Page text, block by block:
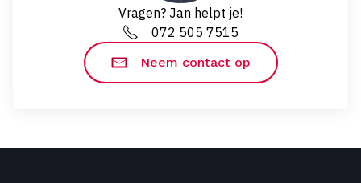
Vragen? Jan helpt je!
072 505 7515
Neem contact op